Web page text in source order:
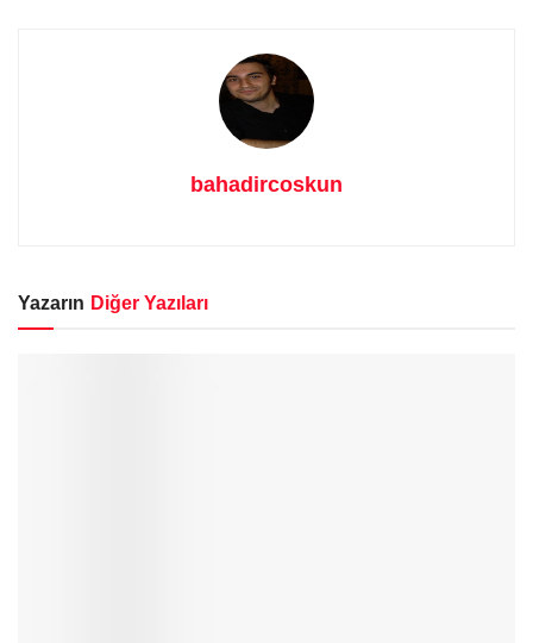
bahadircoskun
Yazarın Diğer Yazıları